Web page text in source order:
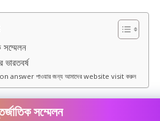
সম্মেলন
ভারতবর্ষ
answer পাওয়ার জন্য আমাদের website visit করুন
সম্মেলন